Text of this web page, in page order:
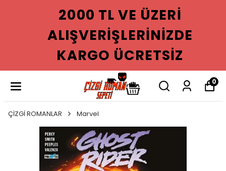
2000 TL VE ÜZERI
ALIŞVERIŞLERINIZDE
KARGO ÜCRETSIZ
0
ÇİZGİ ROMANLAR Marvel